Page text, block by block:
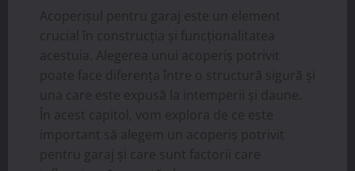
Acoperișul pentru garaj este un element
crucial în construcția și funcționalitatea
acestuia. Alegerea unui acoperiș potrivit
poate face diferența între o structură sigură și
una care este expusă la intemperii și daune.
În acest capitol, vom explora de ce este
important să alegem un acoperiș potrivit
pentru garaj și care sunt factorii care